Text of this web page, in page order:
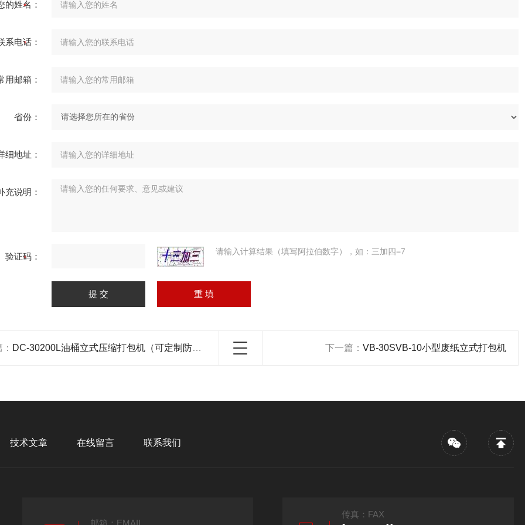
的姓名：
系电话：
用邮箱：
省份：
细地址：
充说明：
验证码： 请输入计算结果（填写阿拉伯数字），如：三加四=7
DC-30200L油桶立式压缩打包机（可定制防爆） 下一篇： VB-30SVB-10小型废纸立式打包机
技术文章 在线留言 联系我们
邮箱：EMAIL
传真：FAX